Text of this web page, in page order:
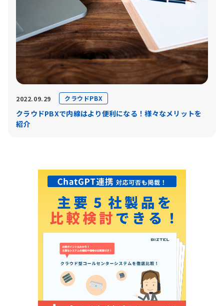
2022.09.29 クラウドPBX
クラウドPBXで内線はより便利になる！様々なメリットを
紹介